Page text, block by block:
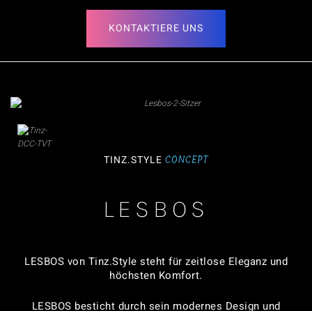
KONTAKTIERE UNS
TINZ.STYLE CONCEPT
LESBOS
LESBOS von Tinz.Style steht für zeitlose Eleganz und
höchsten Komfort.
LESBOS besticht durch sein modernes Design und